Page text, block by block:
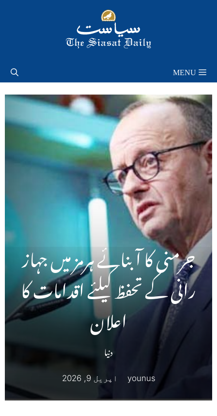
MENU
جرمنی کا آبنائے ہرمز میں جہاز
رانی کے تحفظ کیلئے اقدامات کا
اعلان
دنیا
younus اپریل 9, 2026